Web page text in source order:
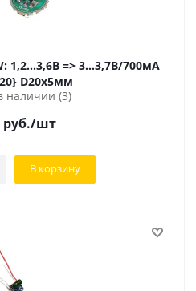
{=YN-S20} D20х5мм
наличии (3)
руб./шт
В корзину